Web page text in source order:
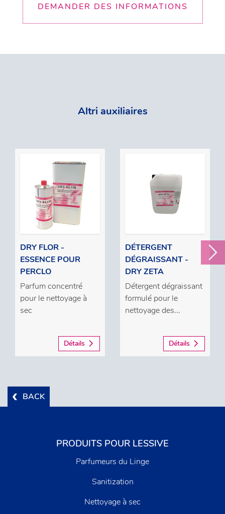
DEMANDER DES INFORMATIONS
Altri auxiliaires
DRY FLOR -
ESSENCE POUR
PERCLO
Parfum concentré
pour le nettoyage à
sec
Détails
DÉTERGENT
DÉGRAISSANT -
DRY ZETA
Détergent dégraissant
formulé pour le
nettoyage des...
Détails
BACK
PRODUITS POUR LESSIVE
Parfumeurs du Linge
Sanitization
Nettoyage à sec